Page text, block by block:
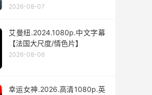
2026-08-07
艾曼纽.2024.1080p.中文字幕
【法国大尺度/情色片】
2026-08-06
幸运女神.2026.高清1080p.英